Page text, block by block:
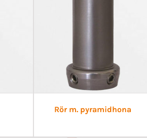
Rör m. pyramidhona